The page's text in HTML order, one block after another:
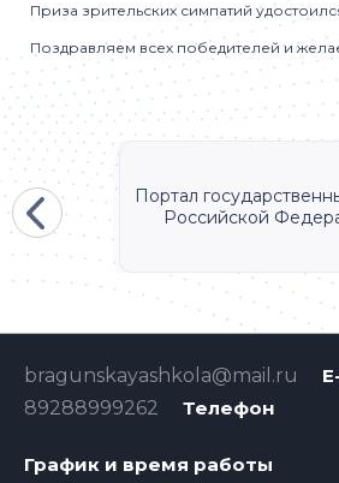
Приза зрительских симпатий
Поздравляем всех победителей и
Портал
Российской
bragunskayashkola@mail.ru
Телефон
89288999262
График и время работы